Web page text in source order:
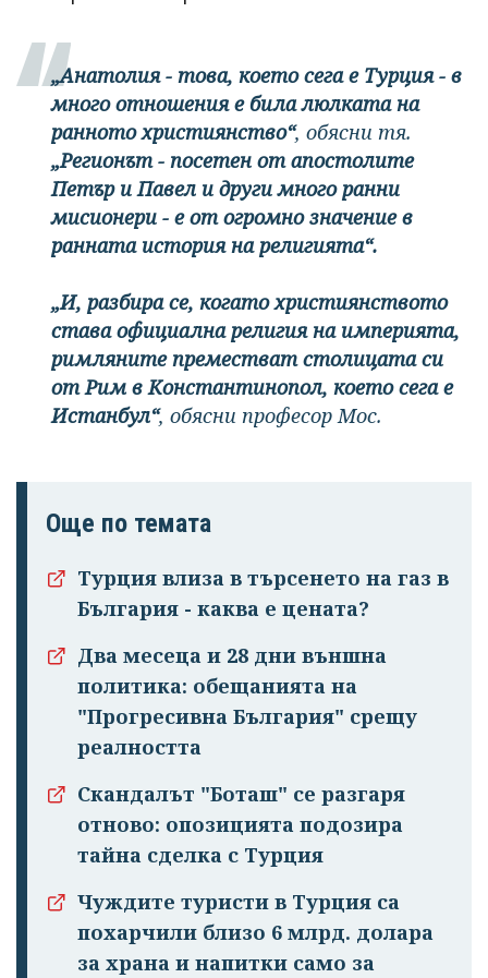
„Анатолия - това, което сега е Турция - в
много отношения е била люлката на
ранното християнство“, обясни тя.
„Регионът - посетен от апостолите
Петър и Павел и други много ранни
мисионери - е от огромно значение в
ранната история на религията“.
„И, разбира се, когато християнството
става официална религия на империята,
римляните преместват столицата си
от Рим в Константинопол, което сега е
Истанбул“, обясни професор Мос.
Още по темата
Турция влиза в търсенето на газ в
България - каква е цената?
Два месеца и 28 дни външна
политика: обещанията на
"Прогресивна България" срещу
реалността
Скандалът "Боташ" се разгаря
отново: опозицията подозира
тайна сделка с Турция
Чуждите туристи в Турция са
похарчили близо 6 млрд. долара
за храна и напитки само за